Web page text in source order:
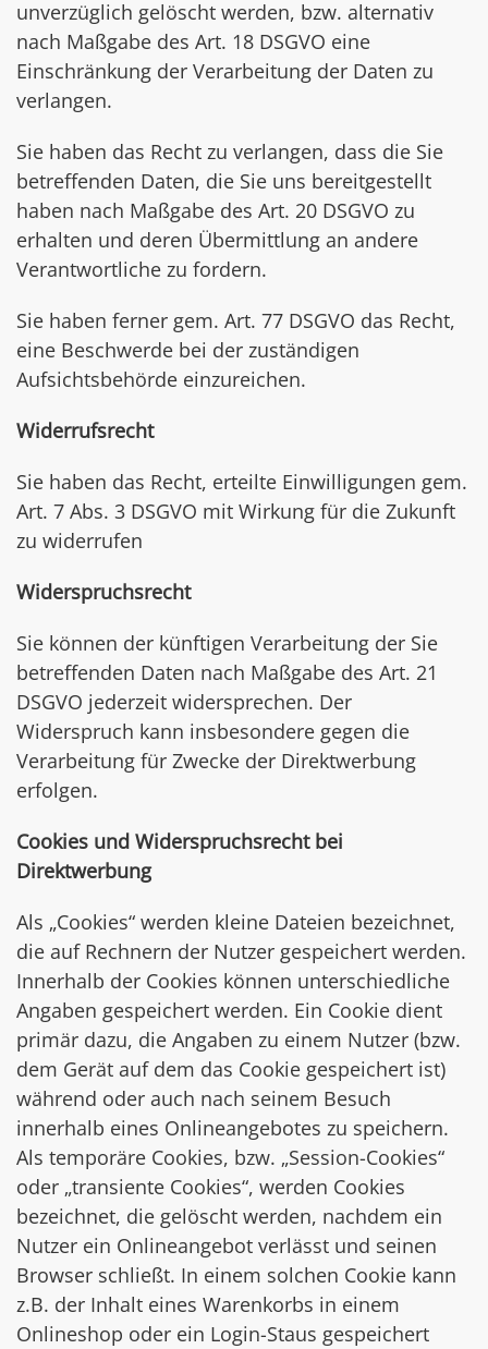
unverzüglich gelöscht werden, bzw. alternativ
nach Maßgabe des Art. 18 DSGVO eine
Einschränkung der Verarbeitung der Daten zu
verlangen.
Sie haben das Recht zu verlangen, dass die Sie
betreffenden Daten, die Sie uns bereitgestellt
haben nach Maßgabe des Art. 20 DSGVO zu
erhalten und deren Übermittlung an andere
Verantwortliche zu fordern.
Sie haben ferner gem. Art. 77 DSGVO das Recht,
eine Beschwerde bei der zuständigen
Aufsichtsbehörde einzureichen.
Widerrufsrecht
Sie haben das Recht, erteilte Einwilligungen gem.
Art. 7 Abs. 3 DSGVO mit Wirkung für die Zukunft
zu widerrufen
Widerspruchsrecht
Sie können der künftigen Verarbeitung der Sie
betreffenden Daten nach Maßgabe des Art. 21
DSGVO jederzeit widersprechen. Der
Widerspruch kann insbesondere gegen die
Verarbeitung für Zwecke der Direktwerbung
erfolgen.
Cookies und Widerspruchsrecht bei
Direktwerbung
Als „Cookies“ werden kleine Dateien bezeichnet,
die auf Rechnern der Nutzer gespeichert werden.
Innerhalb der Cookies können unterschiedliche
Angaben gespeichert werden. Ein Cookie dient
primär dazu, die Angaben zu einem Nutzer (bzw.
dem Gerät auf dem das Cookie gespeichert ist)
während oder auch nach seinem Besuch
innerhalb eines Onlineangebotes zu speichern.
Als temporäre Cookies, bzw. „Session-Cookies“
oder „transiente Cookies“, werden Cookies
bezeichnet, die gelöscht werden, nachdem ein
Nutzer ein Onlineangebot verlässt und seinen
Browser schließt. In einem solchen Cookie kann
z.B. der Inhalt eines Warenkorbs in einem
Onlineshop oder ein Login-Staus gespeichert